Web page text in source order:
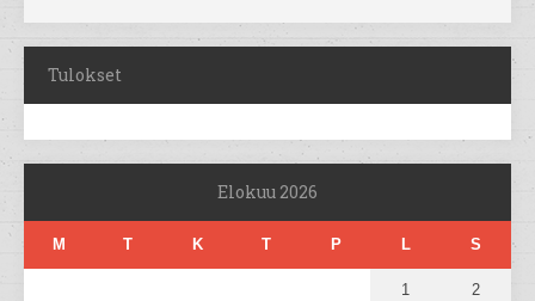
Tulokset
Elokuu 2026
M T K T P L S
1 2